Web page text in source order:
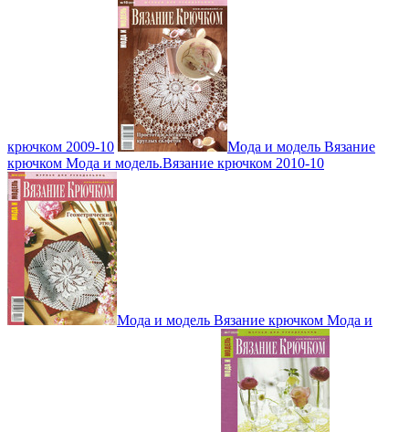
крючком 2009-10
Мода и модель Вязание
крючком Мода и модель.Вязание крючком 2010-10
Мода и модель Вязание крючком Мода и